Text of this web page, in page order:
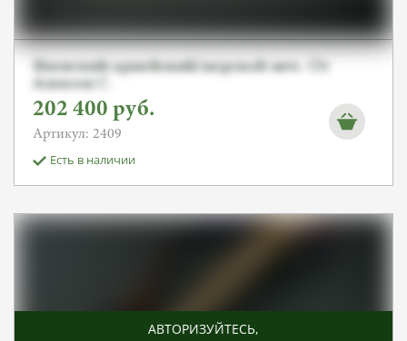
Японский армейский/морской меч. От
Алексея С.
202 400 руб.
Артикул: 2409
Есть в наличии
АВТОРИЗУЙТЕСЬ,